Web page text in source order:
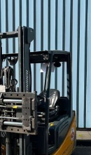
2000 mm
Lifting
Hours:45
SPECIAL bouw
@ 1200 MM -
forks 1200 ->
daal ventielen -
alle soorten
MM !!
LIKE NEW !!